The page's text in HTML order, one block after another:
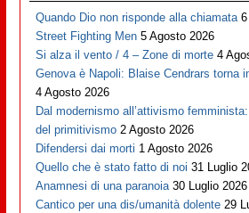
Quando Dio non risponde alla chiamata
Street Fighting Men 5 Agosto 2026
Si alza il vento / 4 – Zone di morte 4
Genova è Napoli: Blaise Cendrars torna
4 Agosto 2026
Dal modernismo all’attivismo
del primitivismo 2 Agosto 2026
Difendersi dai morti 1 Agosto 2026
Quello che è stato fatto di noi 31 Luglio
Anamnesi di una paranoia 30 Luglio 2026
Cantico per una dis/umanità dolente 29